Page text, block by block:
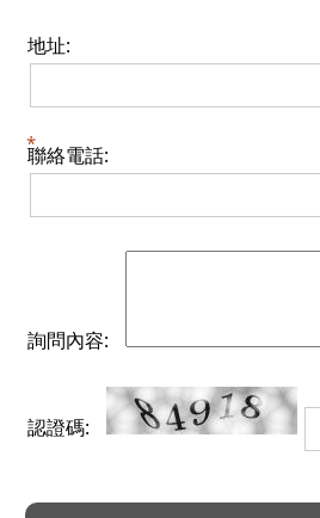
地址:
聯絡電話:
詢問內容:
認證碼: